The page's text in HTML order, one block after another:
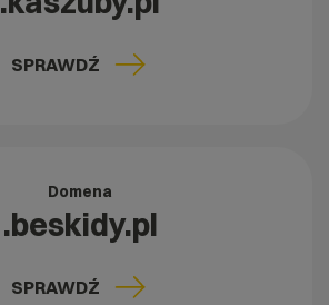
SPRAWDŹ
Domena
.beskidy.pl
SPRAWDŹ